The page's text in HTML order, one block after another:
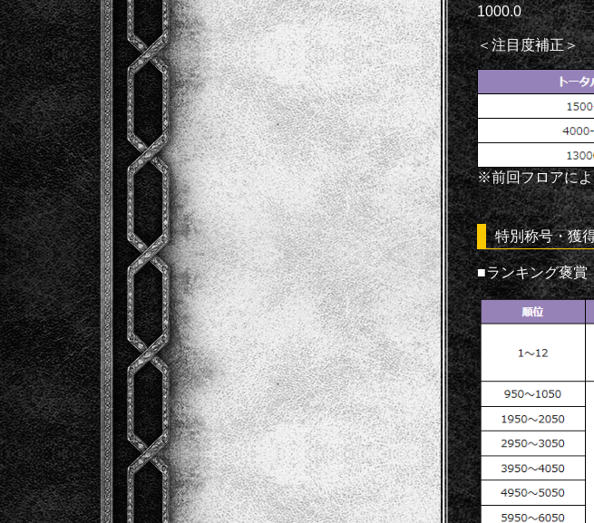
1000.0
＜注目度補正＞
※前回フロアに
特別称号・獲
■ランキング褒賞